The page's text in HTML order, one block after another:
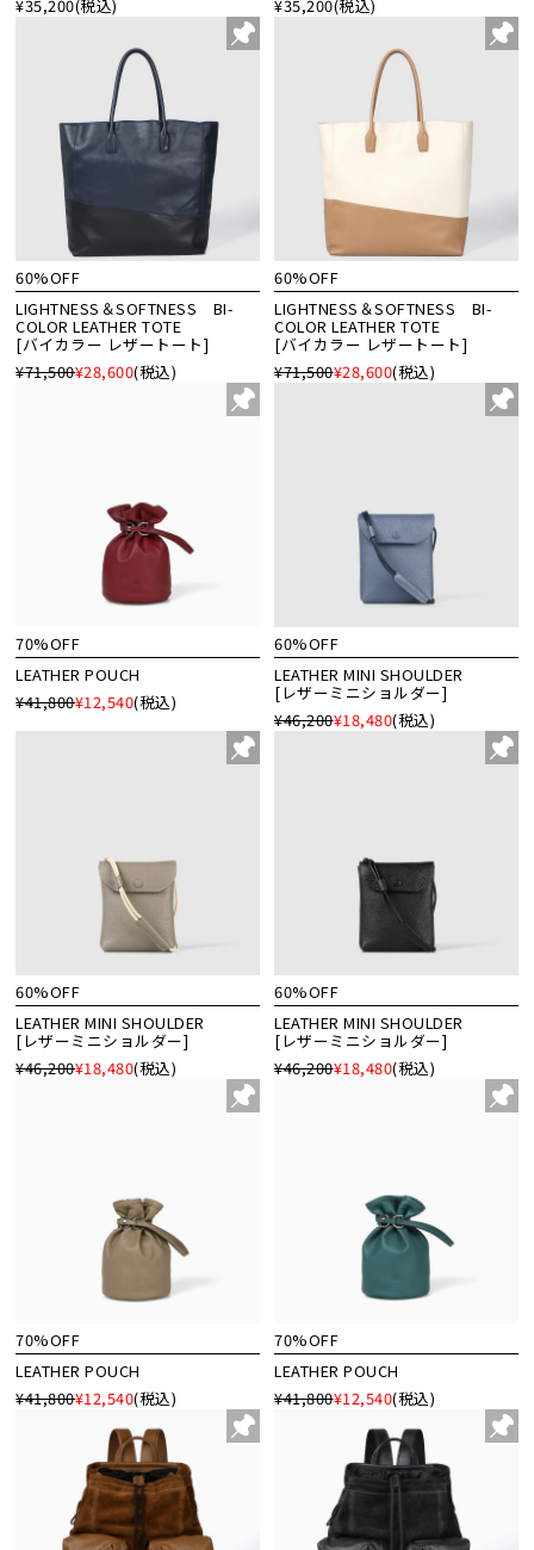
¥35,200(税込)
¥35,200(税込)
60%OFF
LIGHTNESS＆SOFTNESS BI-
COLOR LEATHER TOTE
[バイカラー レザートート]
¥71,500¥28,600(税込)
60%OFF
LIGHTNESS＆SOFTNESS BI-
COLOR LEATHER TOTE
[バイカラー レザートート]
¥71,500¥28,600(税込)
70%OFF
LEATHER POUCH
¥41,800¥12,540(税込)
60%OFF
LEATHER MINI SHOULDER
[レザーミニショルダー]
¥46,200¥18,480(税込)
60%OFF
LEATHER MINI SHOULDER
[レザーミニショルダー]
¥46,200¥18,480(税込)
60%OFF
LEATHER MINI SHOULDER
[レザーミニショルダー]
¥46,200¥18,480(税込)
70%OFF
LEATHER POUCH
¥41,800¥12,540(税込)
70%OFF
LEATHER POUCH
¥41,800¥12,540(税込)